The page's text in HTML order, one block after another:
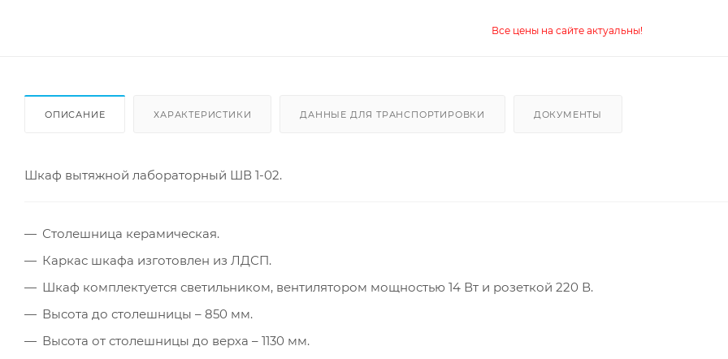
Все цены на сайте актуальны!
ОПИСАНИЕ ХАРАКТЕРИСТИКИ ДАННЫЕ ДЛЯ ТРАНСПОРТИРОВКИ ДОКУМЕНТЫ
Шкаф вытяжной лабораторный ШВ 1-02.
Столешница керамическая.
Каркас шкафа изготовлен из ЛДСП.
Шкаф комплектуется светильником, вентилятором мощностью 14 Вт и розеткой 220 В.
Высота до столешницы – 850 мм.
Высота от столешницы до верха – 1130 мм.